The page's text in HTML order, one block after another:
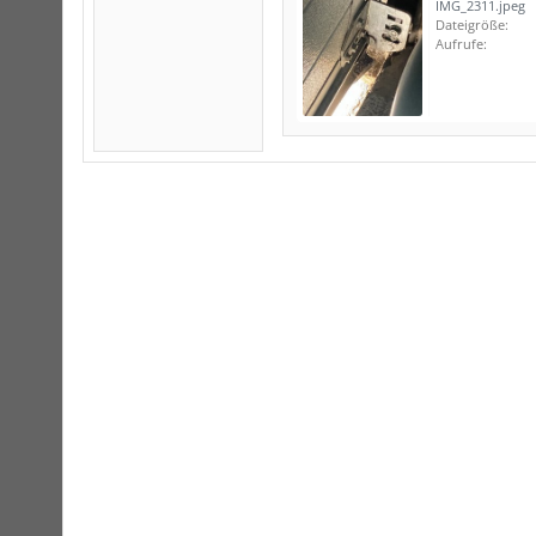
IMG_2311.jpeg
Dateigröße:
Aufrufe: